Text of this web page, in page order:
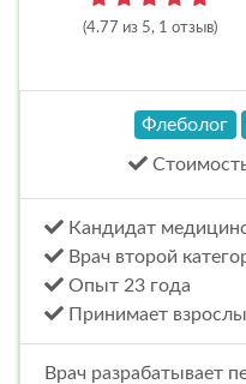
(4.77 из 5, 1 отзыв)
Флеболог
Кандидат
Врач второй
Опыт 23 года
Принимает
Врач разрабатывает